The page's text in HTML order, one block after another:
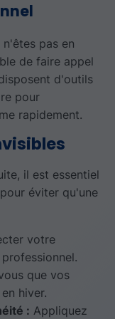
pas en
de faire appel
d'outils
pour
rapidement.
il est essentiel
éviter qu'une
votre
que vos
hiver.
: Appliquez